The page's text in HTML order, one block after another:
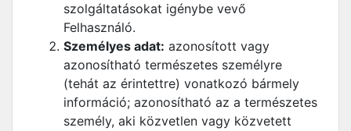
szolgáltatásokat igénybe vevő
Felhasználó.
Személyes adat: azonosított vagy
azonosítható természetes személyre
(tehát az érintettre) vonatkozó bármely
információ; azonosítható az a természetes
személy, aki közvetlen vagy közvetett